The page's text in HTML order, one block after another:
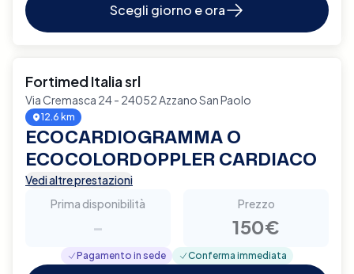
Scegli giorno e ora
Fortimed Italia srl
Via Cremasca 24 - 24052 Azzano San Paolo
12.6 km
ECOCARDIOGRAMMA O
ECOCOLORDOPPLER CARDIACO
Vedi altre prestazioni
Prima disponibilità
-
Prezzo
150€
Pagamento in sede Conferma immediata